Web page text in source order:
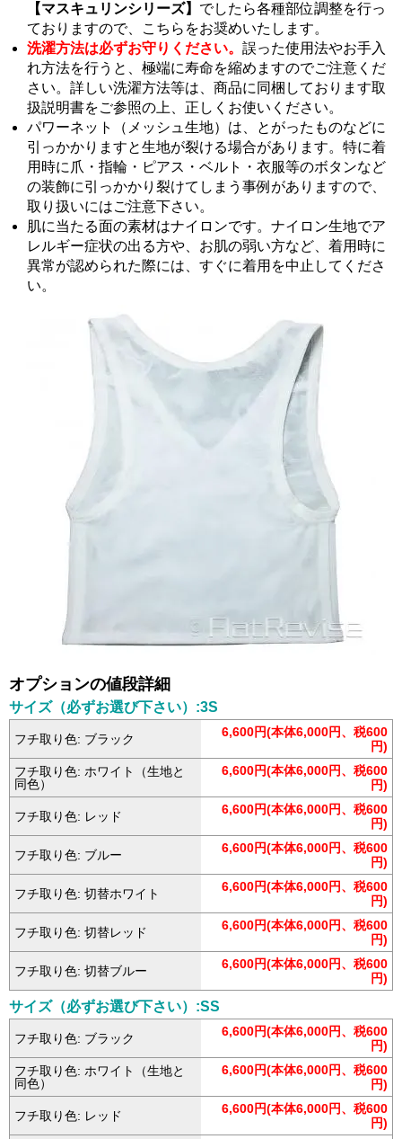
【マスキュリンシリーズ】 でしたら各種部位調整を行っ
ておりますので、こちらをお奨めいたします。
洗濯方法は必ずお守りください。 誤った使用法やお手入
れ方法を行うと、極端に寿命を縮めますのでご注意くだ
さい。詳しい洗濯方法等は、商品に同梱しております取
扱説明書をご参照の上、正しくお使いください。
パワーネット（メッシュ生地）は、とがったものなどに
引っかかりますと生地が裂ける場合があります。特に着
用時に爪・指輪・ピアス・ベルト・衣服等のボタンなど
の装飾に引っかかり裂けてしまう事例がありますので、
取り扱いにはご注意下さい。
肌に当たる面の素材はナイロンです。ナイロン生地でア
レルギー症状の出る方や、お肌の弱い方など、着用時に
異常が認められた際には、すぐに着用を中止してくださ
い。
オプションの値段詳細
サイズ（必ずお選び下さい）:3S
フチ取り色: ブラック
6,600円(本体6,000円、税600
円)
フチ取り色: ホワイト（生地と
同色）
6,600円(本体6,000円、税600
円)
フチ取り色: レッド
6,600円(本体6,000円、税600
円)
フチ取り色: ブルー
6,600円(本体6,000円、税600
円)
フチ取り色: 切替ホワイト
6,600円(本体6,000円、税600
円)
フチ取り色: 切替レッド
6,600円(本体6,000円、税600
円)
フチ取り色: 切替ブルー
6,600円(本体6,000円、税600
円)
サイズ（必ずお選び下さい）:SS
フチ取り色: ブラック
6,600円(本体6,000円、税600
円)
フチ取り色: ホワイト（生地と
同色）
6,600円(本体6,000円、税600
円)
フチ取り色: レッド
6,600円(本体6,000円、税600
円)